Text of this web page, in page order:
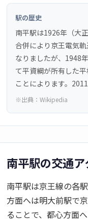
駅の歴史
南平駅は1926年（大
合併により京王電気
なりましたが、1948
て平資綱が所有した
ことによります。
※出典： Wikipedia
南平駅の交通
南平駅は京王線の各
方面へは明大前駅で
ることで、都心方面